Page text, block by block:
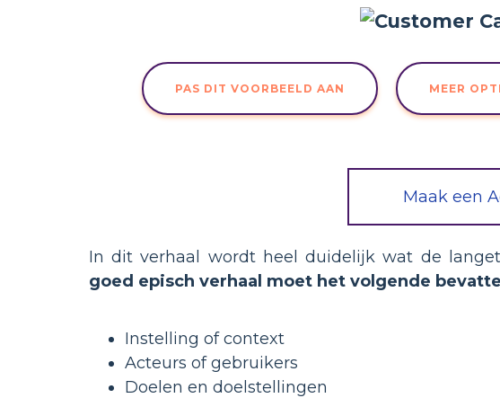
PAS DIT VOORBEELD AAN MEER
Maak een
In dit verhaal wordt heel duidelijk wat de
goed episch verhaal moet het volgende
Instelling of context
Acteurs of gebruikers
Doelen en doelstellingen